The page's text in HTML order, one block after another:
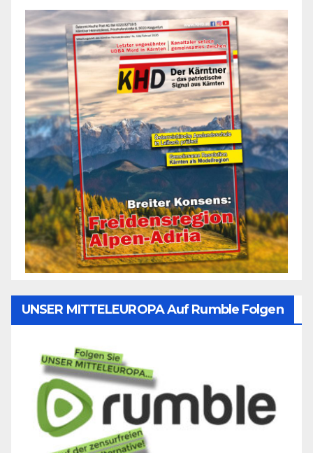
UNSER MITTELEUROPA Auf Rumble Folgen